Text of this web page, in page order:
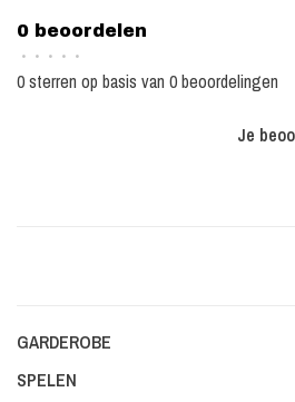
0 beoordelen
• • • • •
0 sterren op basis van 0 beoordelingen
Je
GARDEROBE
SPELEN